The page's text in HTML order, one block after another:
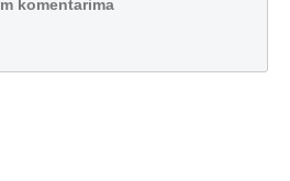
komentarima